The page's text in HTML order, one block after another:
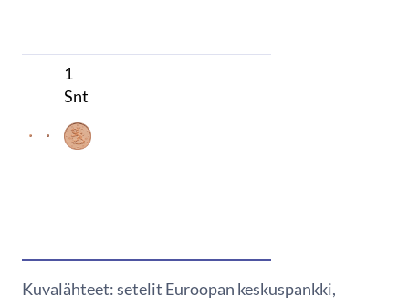
1
Snt
Kuvalähteet: setelit Euroopan keskuspankki,